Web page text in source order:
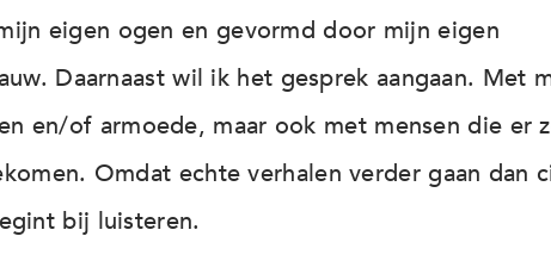
eigen ogen en gevormd door mijn eigen
Daarnaast wil ik het gesprek aangaan. Met
en/of armoede, maar ook met mensen die er
Omdat echte verhalen verder gaan dan
bij luisteren.